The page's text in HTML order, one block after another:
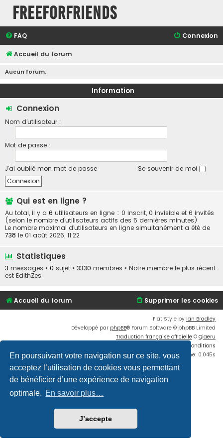
En poursuivant votre navigation sur ce site, vous
acceptez l’utilisation de cookies vous permettant
de bénéficier d’une expérience de navigation
optimale. En savoir plus…
J’accepte
FreeForFriends
FAQ Connexion
Accueil du forum
Aucun forum.
Information
Connexion
Nom d’utilisateur :
Mot de passe :
J’ai oublié mon mot de passe Se souvenir de moi
Qui est en ligne ?
Au total, il y a 6 utilisateurs en ligne :: 0 inscrit, 0 invisible et 6 invités
(selon le nombre d’utilisateurs actifs des 5 dernières minutes)
Le nombre maximal d’utilisateurs en ligne simultanément a été de
738 le 01 août 2026, 11:22
Statistiques
3 messages • 0 sujet • 3330 membres • Notre membre le plus récent
est EdithZes
Accueil du forum Supprimer les cookies
Flat Style by Ian Bradley
Développé par phpBB® Forum Software © phpBB Limited
Traduction française officielle © Qiaeru
Conditions
Time: 0.045s